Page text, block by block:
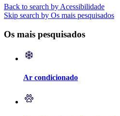
Back to search by Acessibilidade
Skip search by Os mais pesquisados
Os mais pesquisados
Ar condicionado